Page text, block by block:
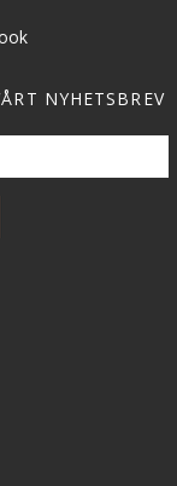
NYHETSBREV